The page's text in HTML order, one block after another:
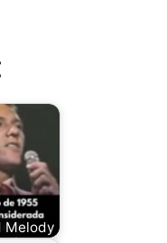
Melody